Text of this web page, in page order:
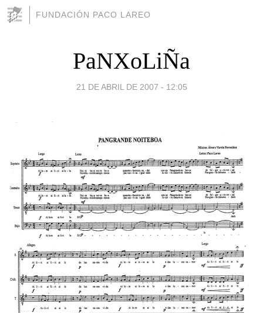
FUNDACIÓN PACO LAREO
PaNXoLiÑa
21 DE ABRIL DE 2007 - 12:05